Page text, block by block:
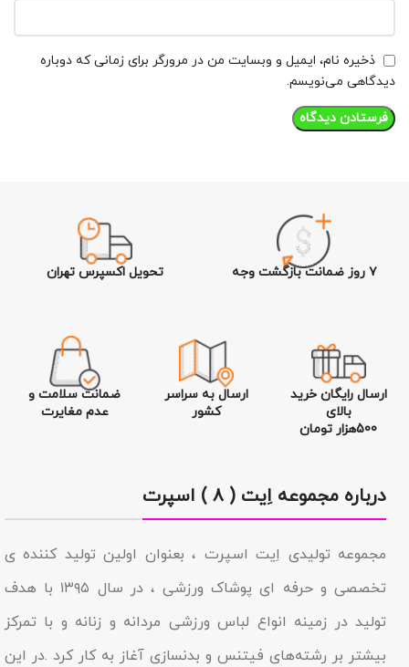
ذخیره نام، ایمیل و وبسایت من در مرورگر برای زمانی که دوباره
دیدگاهی می‌نویسم.
۷ روز ضمانت بازگشت وجه تحویل اکسپرس تهران
ارسال رایگان خرید
بالای
500هزار تومان
ارسال به سراسر
کشور
ضمانت سلامت و
عدم مغایرت
درباره مجموعه اِیت ( ۸ ) اسپرت
مجموعه تولیدى اِیت اسپرت ، بعنوان اولین تولید کننده ی
تخصصی و حرفه ای پوشاک ورزشی ، در سال ۱۳۹۵ با هدف
تولید در زمینه انواع لباس ورزشی مردانه و زنانه و با تمرکز
بیشتر بر رشته‌های فیتنس و بدنسازی آغاز به کار کرد .در این